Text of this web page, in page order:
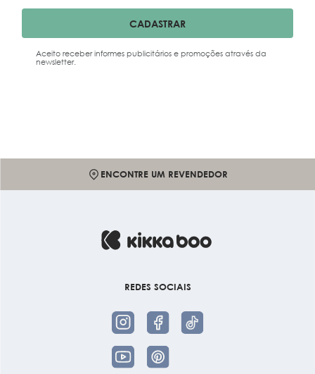
CADASTRAR
Aceito receber informes publicitários e promoções através da
newsletter.
ENCONTRE UM REVENDEDOR
REDES SOCIAIS